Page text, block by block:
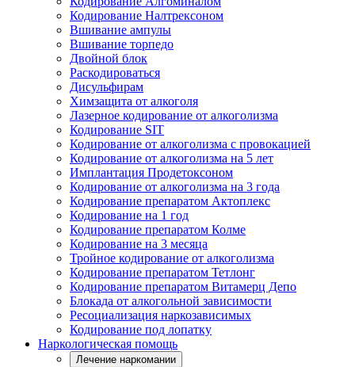
Кодирование Налтрексоном
Вшивание ампулы
Вшивание торпедо
Двойной блок
Раскодироваться
Дисульфирам
Химзащита от алкоголя
Лазерное кодирование от алкоголизма
Кодирование SIT
Кодирование от алкоголизма с провокацией
Кодирование от алкоголизма на 5 лет
Имплантация Продетоксоном
Кодирование от алкоголизма на 3 года
Кодирование препаратом Актоплекс
Кодирование на 1 год
Кодирование препаратом Колме
Кодирование на 3 месяца
Тройное кодирование от алкоголизма
Кодирование препаратом Тетлонг
Кодирование препаратом Витамерц Депо
Блокада от алкогольной зависимости
Ресоциализация наркозависимых
Кодирование под лопатку
Наркологическая помощь
Лечение наркомании